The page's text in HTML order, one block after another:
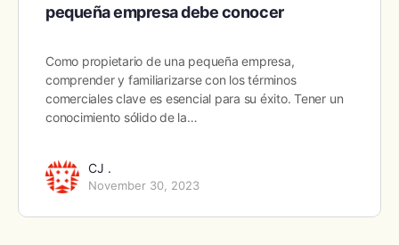
pequeña empresa debe conocer
Como propietario de una pequeña empresa,
comprender y familiarizarse con los términos
comerciales clave es esencial para su éxito. Tener un
conocimiento sólido de la…
CJ .
November 30, 2023